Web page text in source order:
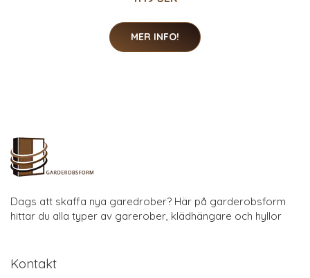
MER INFO!
Dags att skaffa nya garedrober? Här på garderobsform
hittar du alla typer av garerober, klädhängare och hyllor
Kontakt